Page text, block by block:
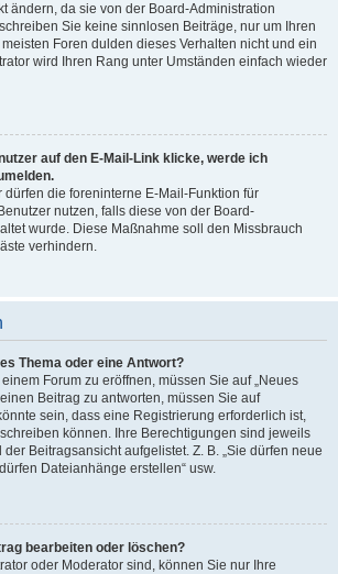
ändern, da sie von der Board-Administration
Sie keine sinnlosen Beiträge, nur um Ihren
Foren dulden dieses Verhalten nicht und ein
wird Ihren Rang unter Umständen einfach wieder
auf den E-Mail-Link klicke, werde ich
dürfen die foreninterne E-Mail-Funktion für
nutzen, falls diese von der Board-
wurde. Diese Maßnahme soll den Missbrauch
verhindern.
Thema oder eine Antwort?
Forum zu eröffnen, müssen Sie auf „Neues
Beitrag zu antworten, müssen Sie auf
sein, dass eine Registrierung erforderlich ist,
können. Ihre Berechtigungen sind jeweils
Beitragsansicht aufgelistet. Z. B. „Sie dürfen neue
Dateianhänge erstellen“ usw.
bearbeiten oder löschen?
oder Moderator sind, können Sie nur Ihre